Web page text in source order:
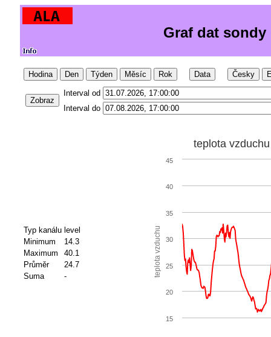
Graf dat sondy
Hodina Den Týden Měsíc Rok Data Česky
Zobraz
Interval od
Interval do
Typ kanálu level
Minimum
14.3
Maximum
40.1
Průměr
24.7
Suma
- teplota vzduchu
teplota vzduchu
15
20
25
30
35
40
45